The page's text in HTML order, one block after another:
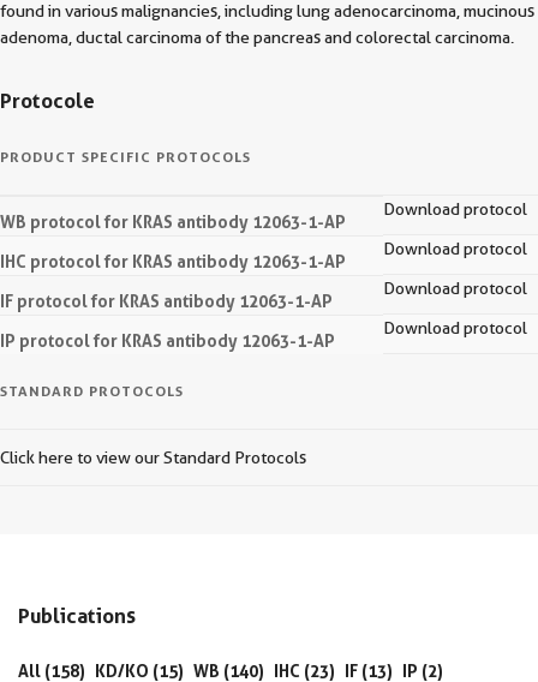
found in various malignancies, including lung adenocarcinoma, mucinous
adenoma, ductal carcinoma of the pancreas and colorectal carcinoma.
Protocole
PRODUCT SPECIFIC PROTOCOLS
WB protocol for KRAS antibody 12063-1-AP
Download protocol
IHC protocol for KRAS antibody 12063-1-AP
Download protocol
IF protocol for KRAS antibody 12063-1-AP
Download protocol
IP protocol for KRAS antibody 12063-1-AP
Download protocol
STANDARD PROTOCOLS
Click here to view our Standard Protocols
Publications
All (158) KD/KO (15) WB (140) IHC (23) IF (13) IP (2)